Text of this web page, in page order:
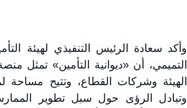
وأكد سعادة الرئيس التنفيذي لهيئة
التميمي، أن «ديوانية التأمين» تمثل
الهيئة وشركات القطاع، وتتيح مساحة
وتبادل الرؤى حول سبل تطوير